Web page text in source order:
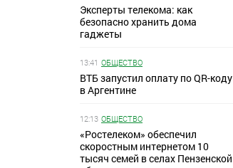
Эксперты телекома: как
безопасно хранить дома
гаджеты
13:41 ОБЩЕСТВО
ВТБ запустил оплату по QR-коду
в Аргентине
12:13 ОБЩЕСТВО
«Ростелеком» обеспечил
скоростным интернетом 10
тысяч семей в селах Пензенской